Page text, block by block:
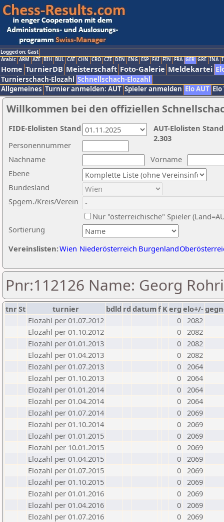
Logged on: Gast
Arabic ARM AZE BIH BUL CAT CHN CRO CZE DEN ENG ESP FAI FIN FRA GER GRE INA
Home TurnierDB Meisterschaft Foto-Galerie Meldekartei
Turnierschach-Elozahl Schnellschach-Elozahl
Allgemeines Turnier anmelden: AUT Spieler anmelden Elo AUT
Willkommen bei den offiziellen
Nachname
Vorname
Ebene
Sortierung
Personennummer
Bundesland
Spgem./Kreis/Verein
Nur "österreichische" Spieler
Vereinslisten:Wien Niederösterreich Burgenland
AUT-Elolisten
2.303
FIDE-Elolisten Stand
Pnr:112126 Name: Georg
tnrSt turnier bdld rd datumf Kerg elo+/-
Elozahl per 01.07.2012
0 2082
Elozahl per 01.10.2012
0 2082
Elozahl per 01.01.2013
0 2082
Elozahl per 01.04.2013
0 2082
Elozahl per 01.07.2013
0 2064
Elozahl per 01.10.2013
0 2064
Elozahl per 01.01.2014
0 2064
Elozahl per 01.04.2014
0 2064
Elozahl per 01.07.2014
0 2069
Elozahl per 01.10.2014
0 2069
Elozahl per 01.01.2015
0 2069
Elozahl per 10.01.2015
0 2069
Elozahl per 01.04.2015
0 2069
Elozahl per 01.07.2015
0 2069
Elozahl per 01.10.2015
0 2069
Elozahl per 01.01.2016
0 2069
Elozahl per 01.04.2016
0 2069
Elozahl per 01.07.2016
0 2069